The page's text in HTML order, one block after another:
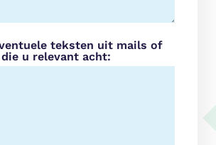
teksten uit mails of
u relevant acht: